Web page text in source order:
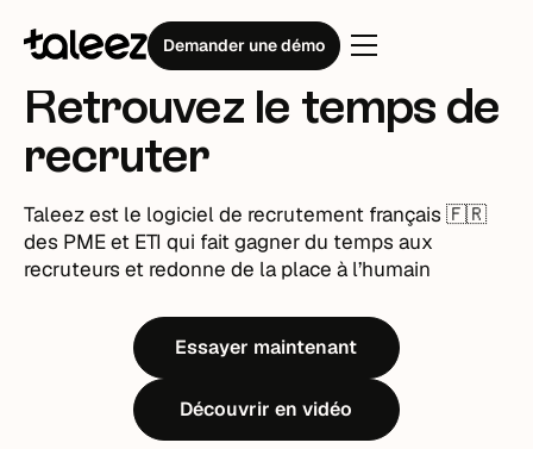
Demander une démo
Logiciel de recrutement
Retrouvez le temps de
recruter
Taleez est le logiciel de recrutement français 🇫🇷
des PME et ETI qui fait gagner du temps aux
recruteurs et redonne de la place à l’humain
Essayer maintenant
Découvrir en vidéo